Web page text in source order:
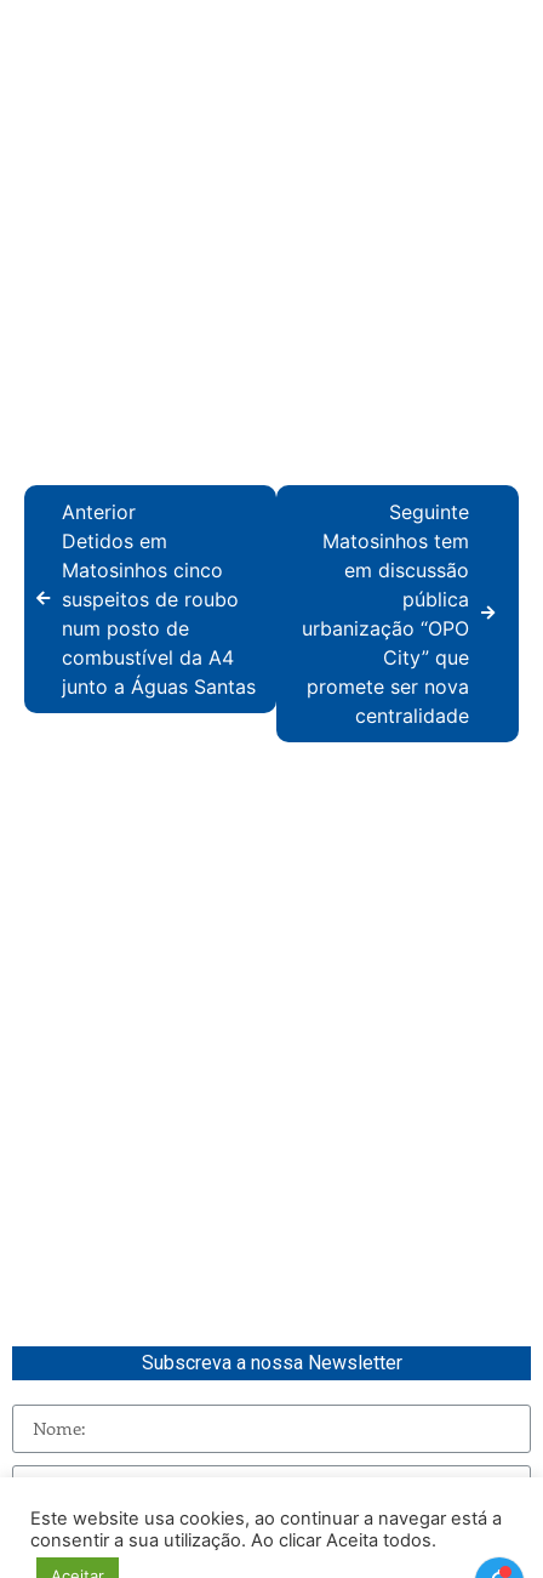
Anterior
Detidos em
Matosinhos cinco
suspeitos de roubo
num posto de
combustível da A4
junto a Águas Santas
Seguinte
Matosinhos tem
em discussão
pública
urbanização “OPO
City” que
promete ser nova
centralidade
Subscreva a nossa Newsletter
Enviar
Este website usa cookies, ao continuar a navegar está a
consentir a sua utilização. Ao clicar Aceita todos.